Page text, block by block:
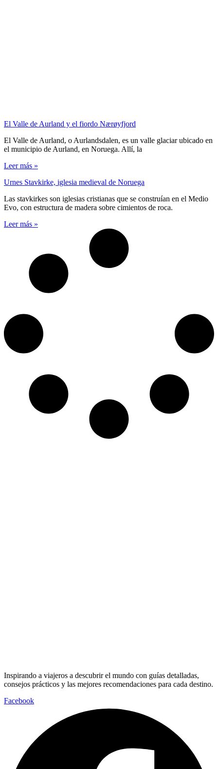
El Valle de Aurland y el fiordo Nærøyfjord
El Valle de Aurland, o Aurlandsdalen, es un valle glaciar ubicado en
el municipio de Aurland, en Noruega. Allí, la
Leer más »
Urnes Stavkirke, iglesia medieval de Noruega
Las stavkirkes son iglesias cristianas que se construían en el Medio
Evo, con estructura de madera sobre cimientos de roca.
Leer más »
Inspirando a viajeros a descubrir el mundo con guías detalladas,
consejos prácticos y las mejores recomendaciones para cada destino.
Facebook